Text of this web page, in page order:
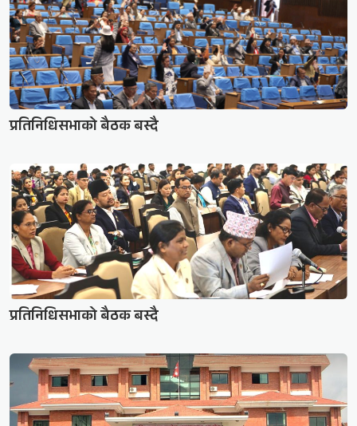
प्रतिनिधिसभाको बैठक बस्दै
प्रतिनिधिसभाको बैठक बस्दै